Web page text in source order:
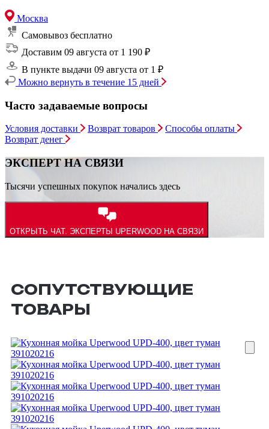
Москва
Самовывоз бесплатно
Доставим 09 августа от 1 190 ₽
В пункте выдачи 09 августа от 1 ₽
Можно вернуть в течение 15 дней
Часто задаваемые вопросы
Условия доставки Возврат товаров
Способы оплаты
Возврат денег
ЭКСПЕРТ НА СВЯЗИ
Тысячи успешных покупок начались здесь
ОТКРЫТЬ ЧАТ. ЭКСПЕРТЫ UPERWOOD НА СВЯЗИ
СОПУТСТВУЮЩИЕ
ТОВАРЫ